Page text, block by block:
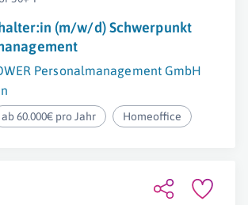
(m/w/d) Schwerpunkt
Personalmanagement GmbH
ab 60.000€ pro Jahr Homeoffice